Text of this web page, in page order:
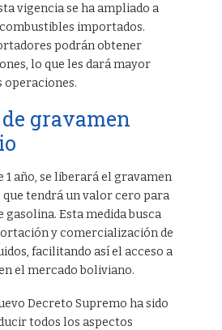
vigencia se ha ampliado a
importados.
podrán obtener
lo que les dará mayor
operaciones.
gravamen
1 año, se liberará el gravamen
que tendrá un valor cero para
Esta medida busca
y comercialización de
facilitando así el acceso a
el mercado boliviano.
Decreto Supremo ha sido
todos los aspectos